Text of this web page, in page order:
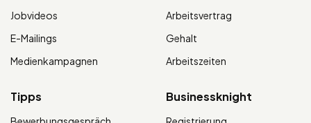
Jobvideos
E-Mailings
Medienkampagnen
Arbeitsvertrag
Gehalt
Arbeitszeiten
Tipps Businessknight